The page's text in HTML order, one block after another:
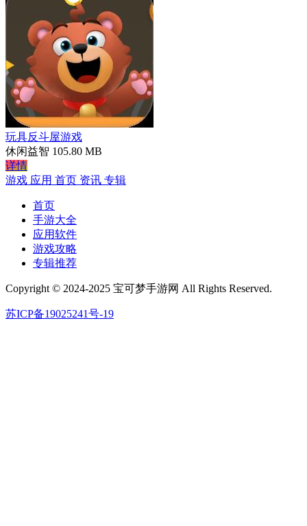
玩具反斗屋游戏
休闲益智 105.80 MB
详情
游戏 应用 首页 资讯 专辑
首页
手游大全
应用软件
游戏攻略
专辑推荐
Copyright © 2024-2025 宝可梦手游网 All Rights Reserved.
苏ICP备19025241号-19